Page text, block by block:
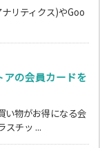
リティクス)やGoo
アの会員カードを
い物がお得になる会
スチッ ...